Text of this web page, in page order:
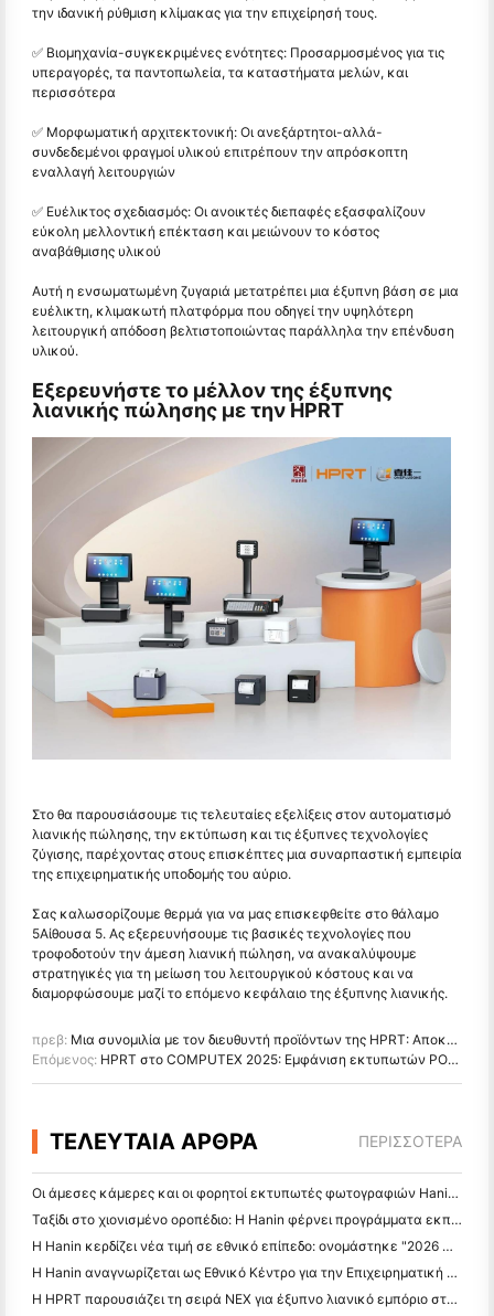
την ιδανική ρύθμιση κλίμακας για την επιχείρησή τους.
✅ Βιομηχανία-συγκεκριμένες ενότητες: Προσαρμοσμένος για τις
υπεραγορές, τα παντοπωλεία, τα καταστήματα μελών, και
περισσότερα
✅ Μορφωματική αρχιτεκτονική: Οι ανεξάρτητοι-αλλά-
συνδεδεμένοι φραγμοί υλικού επιτρέπουν την απρόσκοπτη
εναλλαγή λειτουργιών
✅ Ευέλικτος σχεδιασμός: Οι ανοικτές διεπαφές εξασφαλίζουν
εύκολη μελλοντική επέκταση και μειώνουν το κόστος
αναβάθμισης υλικού
Αυτή η ενσωματωμένη ζυγαριά μετατρέπει μια έξυπνη βάση σε μια
ευέλικτη, κλιμακωτή πλατφόρμα που οδηγεί την υψηλότερη
λειτουργική απόδοση βελτιστοποιώντας παράλληλα την επένδυση
υλικού.
Εξερευνήστε το μέλλον της έξυπνης
λιανικής πώλησης με την HPRT
Στο θα παρουσιάσουμε τις τελευταίες εξελίξεις στον αυτοματισμό
λιανικής πώλησης, την εκτύπωση και τις έξυπνες τεχνολογίες
ζύγισης, παρέχοντας στους επισκέπτες μια συναρπαστική εμπειρία
της επιχειρηματικής υποδομής του αύριο.
Σας καλωσορίζουμε θερμά για να μας επισκεφθείτε στο θάλαμο
5Αίθουσα 5. Ας εξερευνήσουμε τις βασικές τεχνολογίες που
τροφοδοτούν την άμεση λιανική πώληση, να ανακαλύψουμε
στρατηγικές για τη μείωση του λειτουργικού κόστους και να
διαμορφώσουμε μαζί το επόμενο κεφάλαιο της έξυπνης λιανικής.
πρεβ: Μια συνομιλία με τον διευθυντή προϊόντων της HPRT: Αποκάλυψη καινοτομίας και ανάπτυξης στη βιομηχανία εκτύπωσης
Επόμενος: HPRT στο COMPUTEX 2025: Εμφάνιση εκτυπωτών POS & Barcode
ΤΕΛΕΥΤΑΙΑ ΑΡΘΡΑ ΠΕΡΙΣΣΌΤΕΡΑ
Οι άμεσες κάμερες και οι φορητοί εκτυπωτές φωτογραφιών Hanin προσελκύουν ισχυρό ενδιαφέρον στο IEAE Shenzhen 2026
Ταξίδι στο χιονισμένο οροπέδιο: Η Hanin φέρνει προγράμματα εκπαίδευσης φωτογραφίας στα παιδιά στο Qamdo
Η Hanin κερδίζει νέα τιμή σε εθνικό επίπεδο: ονομάστηκε "2026 Made in China · Trusted Brand by Consumers"
Η Hanin αναγνωρίζεται ως Εθνικό Κέντρο για την Επιχειρηματική Τεχνολογία για την Καινοτομία
Η HPRT παρουσιάζει τη σειρά NEX για έξυπνο λιανικό εμπόριο στο CHINASHOP 2026